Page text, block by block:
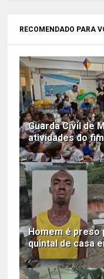
RECOMENDADO PARA
Guarda Civil de
atividades do
Homem é
quintal de casa